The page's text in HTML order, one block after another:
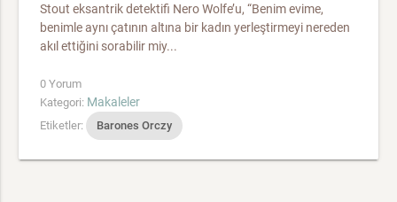
Stout eksantrik detektifi Nero Wolfe’u, “Benim evime,
benimle aynı çatının altına bir kadın yerleştirmeyi nereden
akıl ettiğini sorabilir miy...
0 Yorum
Kategori: Makaleler
Etiketler: Barones Orczy